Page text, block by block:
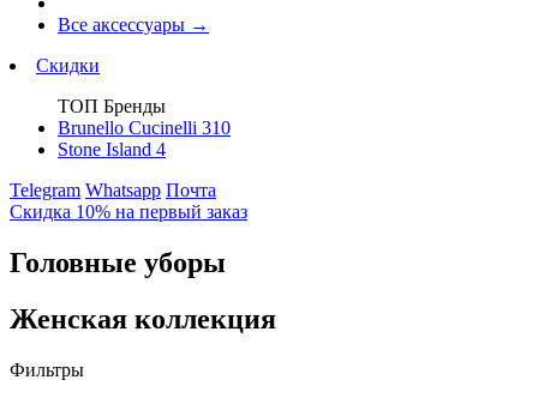
Все аксессуары →
Скидки
ТОП Бренды
Brunello Cucinelli 310
Stone Island 4
Telegram Whatsapp Почта
Скидка 10% на первый заказ
Головные уборы
Женская коллекция
Фильтры